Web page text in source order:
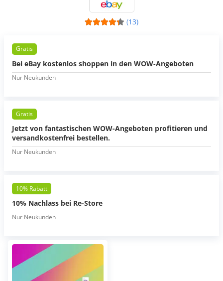
(13)
Gratis
Bei eBay kostenlos shoppen in den WOW-Angeboten
Nur Neukunden
Gratis
Jetzt von fantastischen WOW-Angeboten profitieren und
versandkostenfrei bestellen.
Nur Neukunden
10% Rabatt
10% Nachlass bei Re-Store
Nur Neukunden